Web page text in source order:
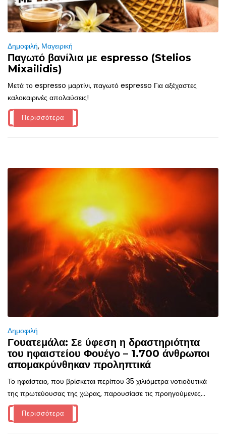
Δημοφιλή, Μαγειρική
Παγωτό βανίλια με espresso (Stelios
Mixailidis)
Μετά το espresso μαρτίνι, παγωτό espresso Για αξέχαστες
καλοκαιρινές απολαύσεις!
Περισσότερα
Δημοφιλή
Γουατεμάλα: Σε ύφεση η δραστηριότητα
του ηφαιστείου Φουέγο – 1.700 άνθρωποι
απομακρύνθηκαν προληπτικά
Το ηφαίστειο, που βρίσκεται περίπου 35 χιλιόμετρα νοτιοδυτικά
της πρωτεύουσας της χώρας, παρουσίασε τις προηγούμενες...
Περισσότερα